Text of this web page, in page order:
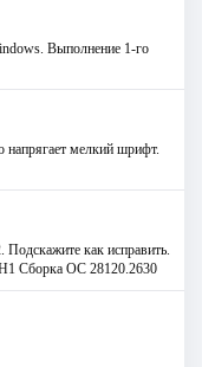
Выполнение 1-го
напрягает мелкий шрифт.
Подскажите как исправить.
Сборка ОС 28120.2630